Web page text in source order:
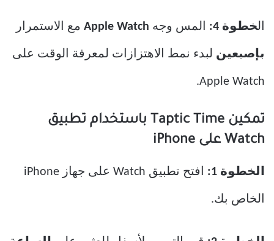
الخطوة 4: المس وجه Apple Watch مع الاستمرار
بإصبعين لبدء نمط الاهتزازات لمعرفة الوقت على
Apple Watch.
تمكين Taptic Time باستخدام تطبيق
Watch على iPhone
الخطوة 1: افتح تطبيق Watch على جهاز iPhone
الخاص بك.